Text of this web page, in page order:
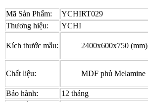
Mã Sản Phẩm:
YCHIRT029
Thương hiệu:
YCHI
Kích thước mẫu: 2400x600x750 (mm)
Chất liệu: MDF phủ Melamine
Bảo hành:
12 tháng